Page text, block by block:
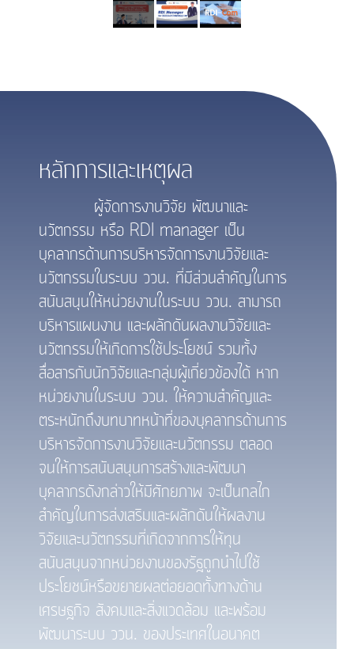
หลักการและเหตุผล
ผู้จัดการงานวิจัย พัฒนาและ
นวัตกรรม หรือ RDI manager เป็น
บุคลากรด้านการบริหารจัดการงานวิจัยและ
นวัตกรรมในระบบ ววน. ที่มีส่วนสำคัญในการ
สนับสนุนให้หน่วยงานในระบบ ววน. สามารถ
บริหารแผนงาน และผลักดันผลงานวิจัยและ
นวัตกรรมให้เกิดการใช้ประโยชน์ รวมทั้ง
สื่อสารกับนักวิจัยและกลุ่มผู้เกี่ยวข้องได้ หาก
หน่วยงานในระบบ ววน. ให้ความสำคัญและ
ตระหนักถึงบทบาทหน้าที่ของบุคลากรด้านการ
บริหารจัดการงานวิจัยและนวัตกรรม ตลอด
จนให้การสนับสนุนการสร้างและพัฒนา
บุคลากรดังกล่าวให้มีศักยภาพ จะเป็นกลไก
สำคัญในการส่งเสริมและผลักดันให้ผลงาน
วิจัยและนวัตกรรมที่เกิดจากการให้ทุน
สนับสนุนจากหน่วยงานของรัฐถูกนำไปใช้
ประโยชน์หรือขยายผลต่อยอดทั้งทางด้าน
เศรษฐกิจ สังคมและสิ่งแวดล้อม และพร้อม
พัฒนาระบบ ววน. ของประเทศในอนาคต